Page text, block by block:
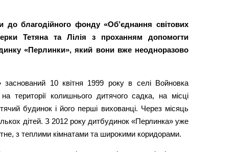
до благодійного фонду «Об’єднання світових
Тетяна та Лілія з проханням допомогти
«Перлинки», який вони вже неодноразово
10 квітня 1999 року в селі Войновка
території колишнього дитячого садка, на місці
будинок і його перші вихованці. Через місяць
дітей. З 2012 року дитбудинок «Перлинка» уже
з теплими кімнатами та широкими коридорами.